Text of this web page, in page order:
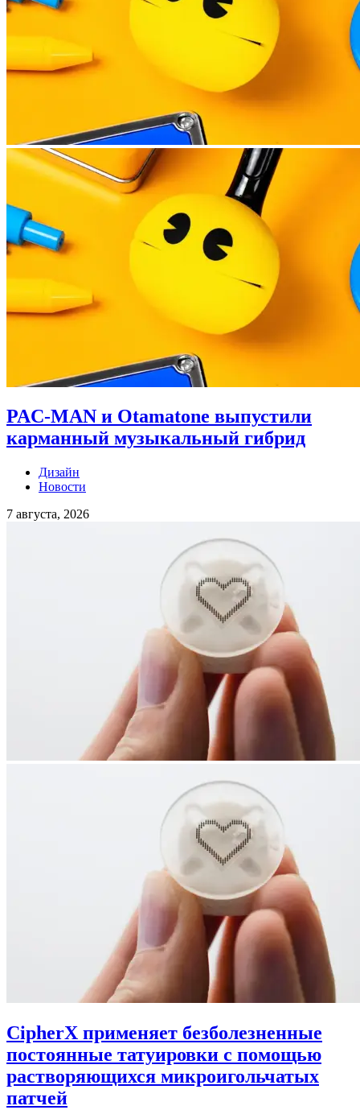
PAC-MAN и Otamatone выпустили
карманный музыкальный гибрид
Дизайн
Новости
7 августа, 2026
CipherX применяет безболезненные
постоянные татуировки с помощью
растворяющихся микроигольчатых
патчей